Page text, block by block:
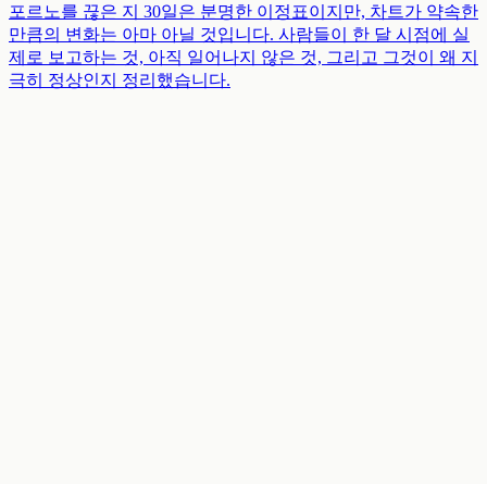
포르노를 끊은 지 30일은 분명한 이정표이지만, 차트가 약속한
만큼의 변화는 아마 아닐 것입니다. 사람들이 한 달 시점에 실
제로 보고하는 것, 아직 일어나지 않은 것, 그리고 그것이 왜 지
극히 정상인지 정리했습니다.